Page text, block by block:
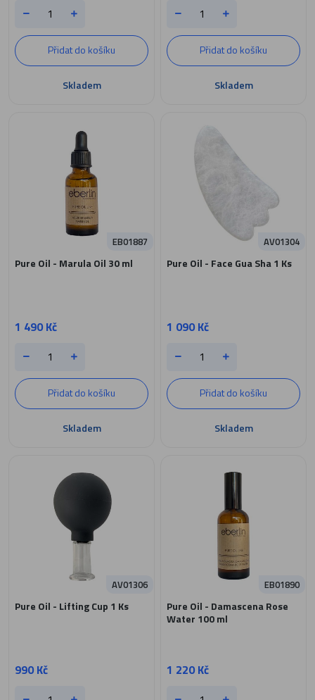
Přidat do košíku
Skladem
Přidat do košíku
Skladem
Pure Oil - Marula Oil 30 ml
1 490 Kč
EB01887
Přidat do košíku
Skladem
Pure Oil - Face Gua Sha 1 Ks
1 090 Kč
AV01304
Přidat do košíku
Skladem
Pure Oil - Lifting Cup 1 Ks
990 Kč
AV01306
Pure Oil - Damascena Rose
Water 100 ml
1 220 Kč
EB01890